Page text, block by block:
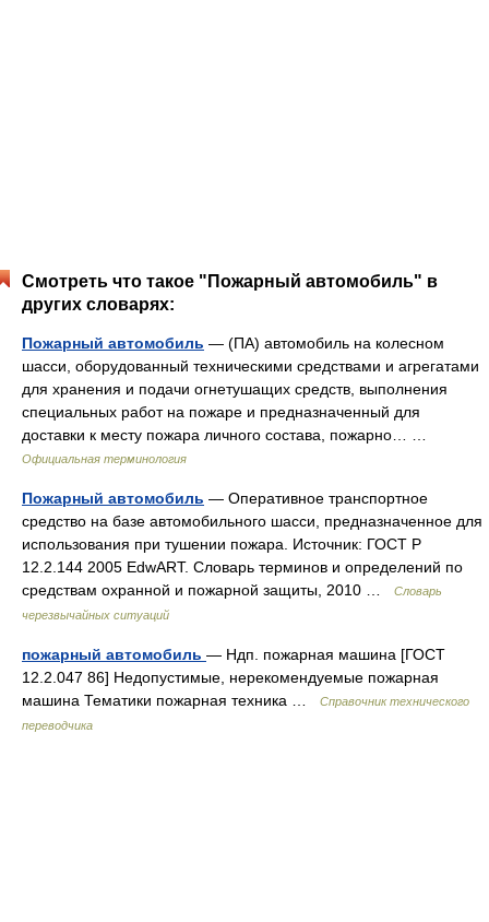
Смотреть что такое "Пожарный автомобиль" в
других словарях:
Пожарный автомобиль — (ПА) автомобиль на колесном
шасси, оборудованный техническими средствами и агрегатами
для хранения и подачи огнетушащих средств, выполнения
специальных работ на пожаре и предназначенный для
доставки к месту пожара личного состава, пожарно… …
Официальная терминология
Пожарный автомобиль — Оперативное транспортное
средство на базе автомобильного шасси, предназначенное для
использования при тушении пожара. Источник: ГОСТ Р
12.2.144 2005 EdwART. Словарь терминов и определений по
средствам охранной и пожарной защиты, 2010 …
Словарь
черезвычайных ситуаций
пожарный автомобиль — Ндп. пожарная машина [ГОСТ
12.2.047 86] Недопустимые, нерекомендуемые пожарная
машина Тематики пожарная техника …
Справочник технического
переводчика